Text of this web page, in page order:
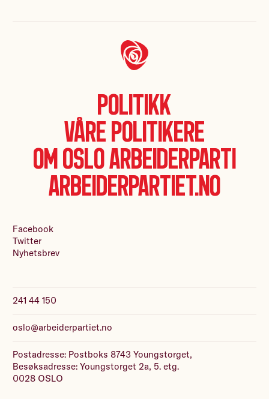
Politikk
Våre politikere
Om Oslo Arbeiderparti
Arbeiderpartiet.no
241 44 150
oslo@arbeiderpartiet.no
Postadresse: Postboks 8743 Youngstorget,
Besøksadresse: Youngstorget 2a, 5. etg.
0028 OSLO
Facebook
Twitter
Nyhetsbrev